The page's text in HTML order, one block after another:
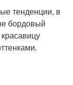
тенденции, в
бордовый